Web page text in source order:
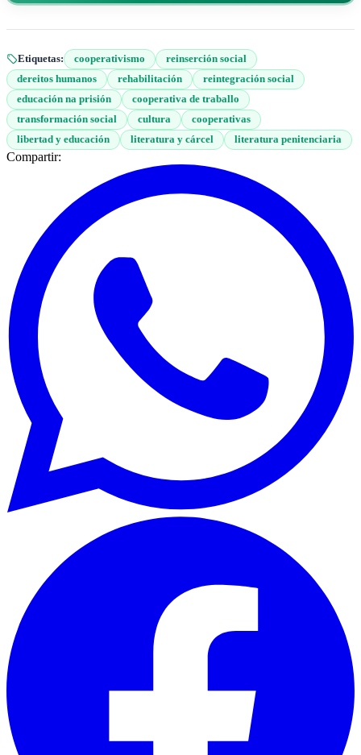
Etiquetas: cooperativismo
reinserción social
dereitos humanos
rehabilitación
reintegración social
educación na prisión
cooperativa de traballo
transformación social
cultura
cooperativas
libertad y educación
literatura y cárcel literatura penitenciaria
Compartir: